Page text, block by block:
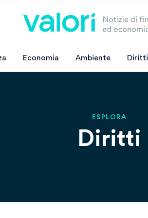
Economia Ambiente Diritti
ESPLORA
Diritti